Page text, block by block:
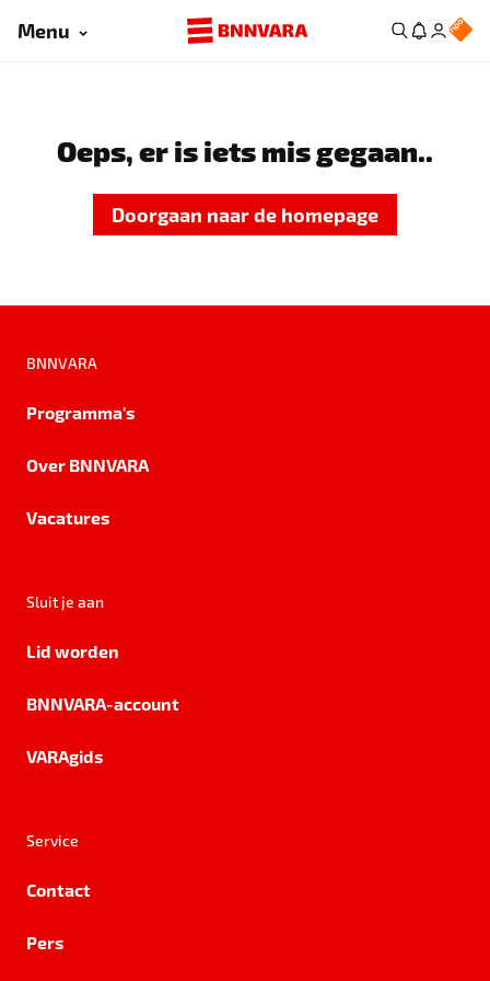
Menu
Oeps, er is iets mis gegaan..
Doorgaan naar de homepage
BNNVARA
Programma's
Over BNNVARA
Vacatures
Sluit je aan
Lid worden
BNNVARA-account
VARAgids
Service
Contact
Pers